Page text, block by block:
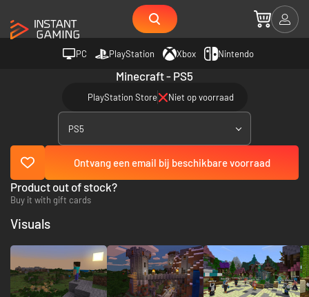
PC PlayStation Xbox Nintendo
Minecraft - PS5
PlayStation Store Niet op voorraad
PS5
Ontvang een email bij beschikbare voorraad
Product out of stock?
Buy it with gift cards
Visuals